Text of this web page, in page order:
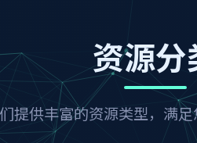
资源分
提供丰富的资源类型，满